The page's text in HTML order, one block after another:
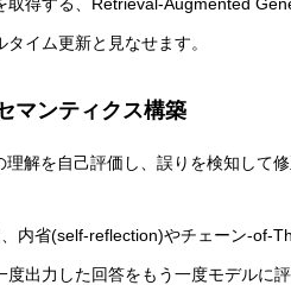
イム更新と見なせます。
マンティクス構築
解を自己評価し、誤りを検知して
内省(self-reflection)やチェーン-of-
出力した回答をもう一度モデルに